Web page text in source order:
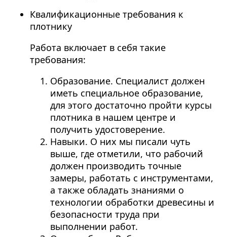
Квалификационные требования к
плотнику
Работа включает в себя такие
требования:
Образование. Специалист должен
иметь специальное образование,
для этого достаточно пройти курсы
плотника в нашем центре и
получить удостоверение.
Навыки. О них мы писали чуть
выше, где отметили, что рабочий
должен производить точные
замеры, работать с инструментами,
а также обладать знаниями о
технологии обработки древесины и
безопасности труда при
выполнении работ.